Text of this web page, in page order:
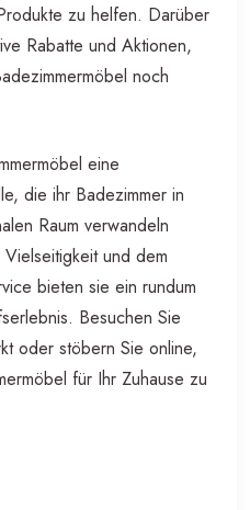
zu helfen. Darüber
Rabatte und Aktionen,
noch
eine
die ihr Badezimmer in
Raum verwandeln
und dem
bieten sie ein rundum
Besuchen Sie
oder stöbern Sie online,
für Ihr Zuhause zu